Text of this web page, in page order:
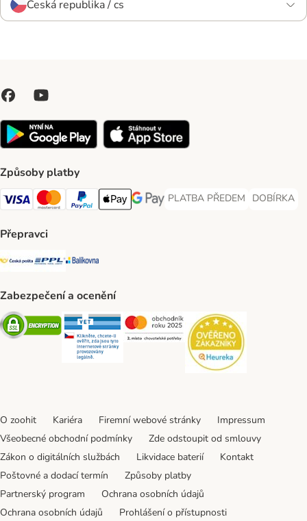
Česká republika / cs
Způsoby platby
Visa Payment Method
Mastercard Payment Method
PayPal Payment Method
Apple pay Payment Method
GooglePay Payment Method
PLATBA PŘEDEM
PLATBA PŘEDEM Payment
DOBÍRKA
DOBÍRKA
Přepravci
Česká pošta Shipping Method
PPL Shipping Method
Balíkovna Shipping Method
Zabezpečení a ocenění
Security Security Security
O zoohit Kariéra Firemní webové stránky
Impressum
Všeobecné obchodní podmínky
Zde odstoupit od smlouvy
Zákon o digitálních službách
Likvidace baterií
Kontakt
Poštovné a dodací termín
Způsoby platby
Partnerský program
Ochrana osobních údajů
Ochrana osobních údajů
Prohlášení o přístupnosti